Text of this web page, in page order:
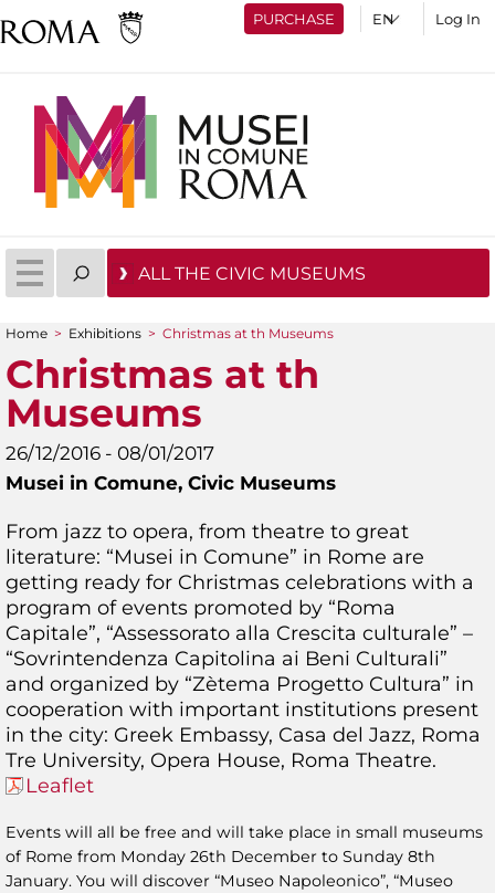
PURCHASE Log In
ALL THE CIVIC MUSEUMS
You are here
Home > Exhibitions > Christmas at th Museums
Christmas at th
Museums
26/12/2016 - 08/01/2017
Musei in Comune, Civic Museums
From jazz to opera, from theatre to great
literature: “Musei in Comune” in Rome are
getting ready for Christmas celebrations with a
program of events promoted by “Roma
Capitale”, “Assessorato alla Crescita culturale” –
“Sovrintendenza Capitolina ai Beni Culturali”
and organized by “Zètema Progetto Cultura” in
cooperation with important institutions present
in the city: Greek Embassy, Casa del Jazz, Roma
Tre University, Opera House, Roma Theatre.
Leaflet
Events will all be free and will take place in small museums
of Rome from Monday 26th December to Sunday 8th
January. You will discover “Museo Napoleonico”, “Museo